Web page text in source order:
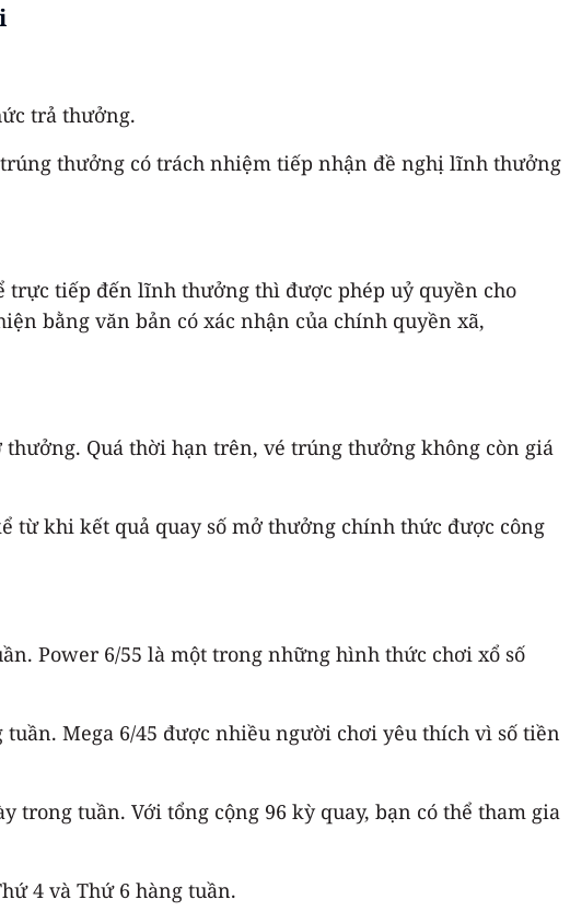
trả thưởng.
thưởng có trách nhiệm tiếp nhận đề nghị lĩnh thưởng
trực tiếp đến lĩnh thưởng thì được phép uỷ quyền cho
bằng văn bản có xác nhận của chính quyền xã,
Quá thời hạn trên, vé trúng thưởng không còn giá
từ khi kết quả quay số mở thưởng chính thức được công
Power 6/55 là một trong những hình thức chơi xổ số
tuần. Mega 6/45 được nhiều người chơi yêu thích vì số tiền
trong tuần. Với tổng cộng 96 kỳ quay, bạn có thể tham gia
4 và Thứ 6 hàng tuần.